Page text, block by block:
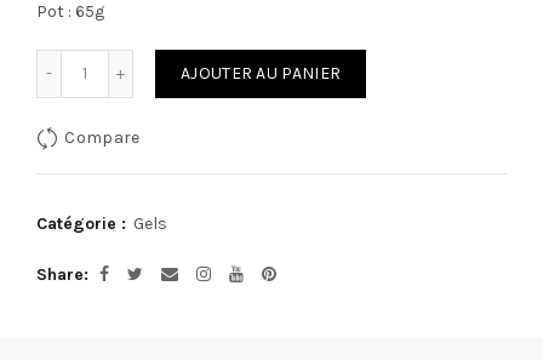
Pot : 65g
AJOUTER AU PANIER
Compare
Catégorie : Gels
Share